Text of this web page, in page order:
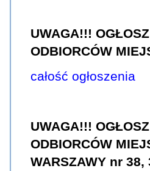
UWAGA!!!
ODBIORCÓW
całość ogłoszenia
UWAGA!!!
ODBIORCÓW
WARSZAWY nr